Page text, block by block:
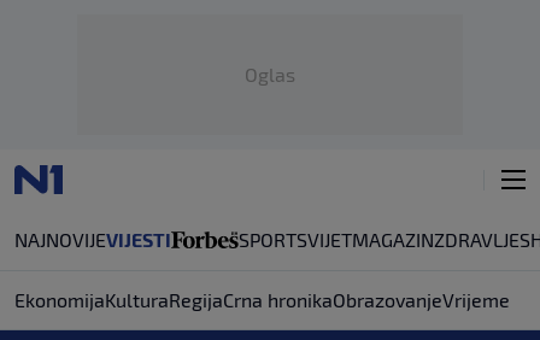
Oglas
NAJNOVIJEVIJESTI SPORTSVIJETMAGAZINZDRAVLJE
EkonomijaKulturaRegijaCrna hronikaObrazovanjeVrijeme